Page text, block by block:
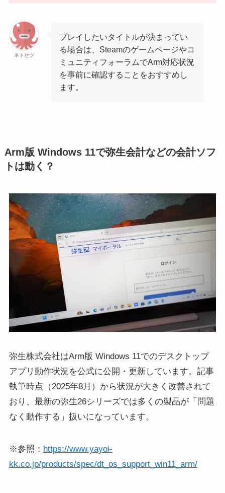
ネトセツ
プレイしたいタイトルが決まってい
る場合は、Steamのゲームページやコ
ミュニティフォーラムでArm対応状況
を事前に確認することをおすすめし
ます。
Arm版 Windows 11で弥生会計などの会計ソフ
トは動く？
弥生株式会社はArm版 Windows 11でのデスクトップ
アプリ動作状況を公式に公開・更新しています。記事
執筆時点（2025年8月）から状況が大きく改善されて
おり、最新の弥生26シリーズでは多くの製品が「問題
なく動作する」扱いになっています。
※参照： https://www.yayoi-
kk.co.jp/products/spec/dt_os_support_win11_arm/